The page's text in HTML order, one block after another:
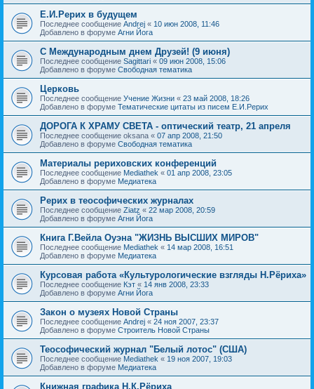
Е.И.Рерих в будущем
Последнее сообщение Andrej « 10 июн 2008, 11:46
Добавлено в форуме Агни Йога
С Международным днем Друзей! (9 июня)
Последнее сообщение Sagittari « 09 июн 2008, 15:06
Добавлено в форуме Свободная тематика
Церковь
Последнее сообщение Учение Жизни « 23 май 2008, 18:26
Добавлено в форуме Тематические цитаты из писем Е.И.Рерих
ДОРОГА К ХРАМУ СВЕТА - оптический театр, 21 апреля
Последнее сообщение oksana « 07 апр 2008, 21:50
Добавлено в форуме Свободная тематика
Материалы рериховских конференций
Последнее сообщение Mediathek « 01 апр 2008, 23:05
Добавлено в форуме Медиатека
Рерих в теософических журналах
Последнее сообщение Ziatz « 22 мар 2008, 20:59
Добавлено в форуме Агни Йога
Книга Г.Вейла Оуэна "ЖИЗНЬ ВЫСШИХ МИРОВ"
Последнее сообщение Mediathek « 14 мар 2008, 16:51
Добавлено в форуме Медиатека
Курсовая работа «Культурологические взгляды Н.Рёриха»
Последнее сообщение Кэт « 14 янв 2008, 23:33
Добавлено в форуме Агни Йога
Закон о музеях Новой Страны
Последнее сообщение Andrej « 24 ноя 2007, 23:37
Добавлено в форуме Строитель Новой Страны
Теософический журнал "Белый лотос" (США)
Последнее сообщение Mediathek « 19 ноя 2007, 19:03
Добавлено в форуме Медиатека
Книжная графика Н.К.Рёриха